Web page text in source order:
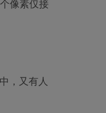
像素仅接
，又有人